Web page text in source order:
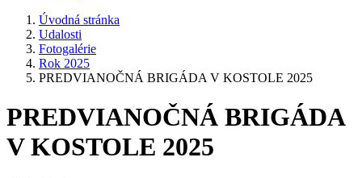
Úvodná stránka
Udalosti
Fotogalérie
Rok 2025
PREDVIANOČNÁ BRIGÁDA V KOSTOLE 2025
PREDVIANOČNÁ BRIGÁDA
V KOSTOLE 2025